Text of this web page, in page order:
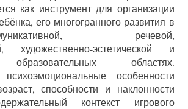
как инструмент для организации
его многогранного развития в
речевой,
художественно-эстетической и
областях.
особенности
способности и наклонности
контекст игрового